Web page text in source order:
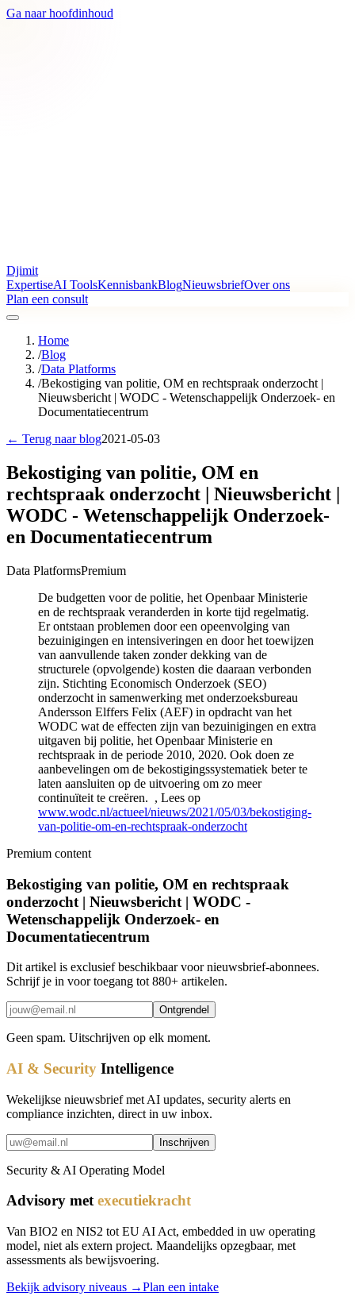
Ga naar hoofdinhoud
Djimit
ExpertiseAI ToolsKennisbankBlogNieuwsbriefOver ons
Plan een consult
Home
/Blog
/Data Platforms
/Bekostiging van politie, OM en rechtspraak onderzocht |
Nieuwsbericht | WODC - Wetenschappelijk Onderzoek- en
Documentatiecentrum
← Terug naar blog2021-05-03
Bekostiging van politie, OM en
rechtspraak onderzocht | Nieuwsbericht |
WODC - Wetenschappelijk Onderzoek-
en Documentatiecentrum
Data PlatformsPremium
De budgetten voor de politie, het Openbaar Ministerie
en de rechtspraak veranderden in korte tijd regelmatig.
Er ontstaan problemen door een opeenvolging van
bezuinigingen en intensiveringen en door het toewijzen
van aanvullende taken zonder dekking van de
structurele (opvolgende) kosten die daaraan verbonden
zijn. Stichting Economisch Onderzoek (SEO)
onderzocht in samenwerking met onderzoeksbureau
Andersson Elffers Felix (AEF) in opdracht van het
WODC wat de effecten zijn van bezuinigingen en extra
uitgaven bij politie, het Openbaar Ministerie en
rechtspraak in de periode 2010, 2020. Ook doen ze
aanbevelingen om de bekostigingssystematiek beter te
laten aansluiten op de uitvoering om zo meer
continuïteit te creëren. , Lees op
www.wodc.nl/actueel/nieuws/2021/05/03/bekostiging-
van-politie-om-en-rechtspraak-onderzocht
Premium content
Bekostiging van politie, OM en rechtspraak
onderzocht | Nieuwsbericht | WODC -
Wetenschappelijk Onderzoek- en
Documentatiecentrum
Dit artikel is exclusief beschikbaar voor nieuwsbrief-abonnees.
Schrijf je in voor toegang tot 880+ artikelen.
Ontgrendel
Geen spam. Uitschrijven op elk moment.
AI & Security Intelligence
Wekelijkse nieuwsbrief met AI updates, security alerts en
compliance inzichten, direct in uw inbox.
Inschrijven
Security & AI Operating Model
Advisory metexecutiekracht
Van BIO2 en NIS2 tot EU AI Act, embedded in uw operating
model, niet als extern project. Maandelijks opzegbaar, met
assessments als bewijsvoering.
Bekijk advisory niveaus →Plan een intake